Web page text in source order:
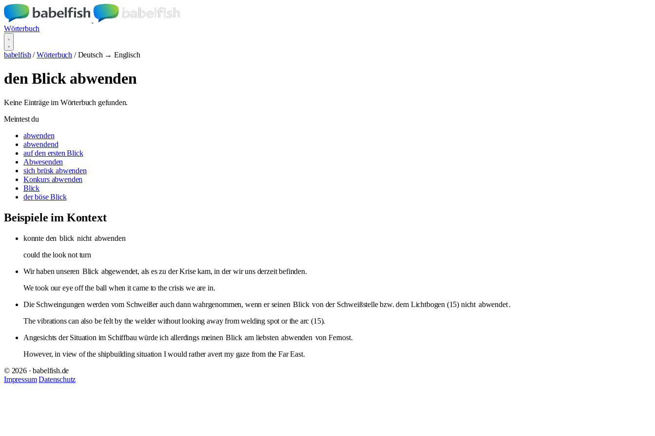
Wörterbuch
babelfish / Wörterbuch / Deutsch → Englisch
den Blick abwenden
Keine Einträge im Wörterbuch gefunden.
Meintest du
abwenden
abwendend
auf den ersten Blick
Abwesenden
sich brüsk abwenden
Konkurs abwenden
Blick
der böse Blick
Beispiele im Kontext
konnte den blick nicht abwenden
could the look not turn
Wir haben unseren Blick abgewendet, als es zu der Krise kam, in der wir uns derzeit befinden.
We took our eye off the ball when it came to the crisis we are in.
Die Schweingungen werden vom Schweißer auch dann wahrgenommen, wenn er seinen Blick von der Schweißstelle bzw. dem Lichtbogen (15) nicht abwendet .
The vibrations can also be felt by the welder without looking away from welding spot or the arc (15).
Angesichts der Situation im Schiffbau würde ich allerdings meinen Blick am liebsten abwenden von Fernost.
However, in view of the shipbuilding situation I would rather avert my gaze from the Far East.
© 2026 · babelfish.de
Impressum Datenschutz